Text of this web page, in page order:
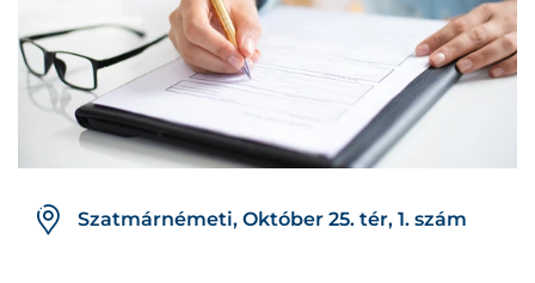
Szatmárnémeti, Október 25. tér, 1. szám